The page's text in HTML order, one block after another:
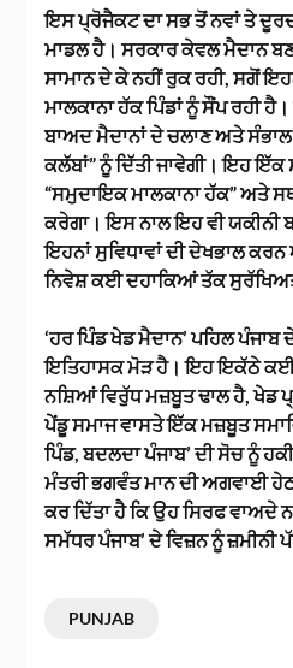
ਇਸ ਪ੍ਰੋਜੈਕਟ ਦਾ ਸਭ ਤੋਂ ਨਵਾਂ ਤੇ
ਮਾਡਲ ਹੈ। ਸਰਕਾਰ ਕੇਵਲ ਮੈਦਾਨ
ਸਾਮਾਨ ਦੇ ਕੇ ਨਹੀਂ ਰੁਕ ਰਹੀ, ਸਗੋਂ
ਮਾਲਕਾਨਾ ਹੱਕ ਪਿੰਡਾਂ ਨੂੰ ਸੌਂਪ ਰਹੀ
ਬਾਅਦ ਮੈਦਾਨਾਂ ਦੇ ਚਲਾਣ ਅਤੇ ਸੰਭਾਲ
ਕਲੱਬਾਂ” ਨੂੰ ਦਿੱਤੀ ਜਾਵੇਗੀ। ਇਹ ਇੱਕ
“ਸਮੁਦਾਇਕ ਮਾਲਕਾਨਾ ਹੱਕ” ਅਤੇ
ਕਰੇਗਾ। ਇਸ ਨਾਲ ਇਹ ਵੀ ਯਕੀਨੀ
ਇਹਨਾਂ ਸੁਵਿਧਾਵਾਂ ਦੀ ਦੇਖਭਾਲ
ਨਿਵੇਸ਼ ਕਈ ਦਹਾਕਿਆਂ ਤੱਕ
‘ਹਰ ਪਿੰਡ ਖੇਡ ਮੈਦਾਨ’ ਪਹਿਲ
ਇਤਿਹਾਸਕ ਮੋੜ ਹੈ। ਇਹ ਇਕੱਠੇ
ਨਸ਼ਿਆਂ ਵਿਰੁੱਧ ਮਜ਼ਬੂਤ ਢਾਲ ਹੈ, ਖੇਡ
ਪੇਂਡੂ ਸਮਾਜ ਵਾਸਤੇ ਇੱਕ ਮਜ਼ਬੂਤ
ਪਿੰਡ, ਬਦਲਦਾ ਪੰਜਾਬ’ ਦੀ ਸੋਚ ਨੂੰ
ਮੰਤਰੀ ਭਗਵੰਤ ਮਾਨ ਦੀ ਅਗਵਾਈ
ਕਰ ਦਿੱਤਾ ਹੈ ਕਿ ਉਹ ਸਿਰਫ ਵਾਅਦੇ
ਸਮੱਧਰ ਪੰਜਾਬ’ ਦੇ ਵਿਜ਼ਨ ਨੂੰ ਜ਼ਮੀਨੀ
PUNJAB